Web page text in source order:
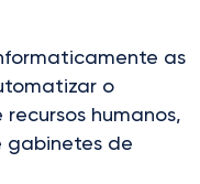
as
o
humanos,
gabinetes de